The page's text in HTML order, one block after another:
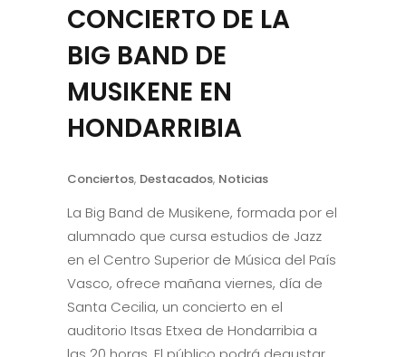
CONCIERTO DE LA
BIG BAND DE
MUSIKENE EN
HONDARRIBIA
Conciertos, Destacados, Noticias
La Big Band de Musikene, formada por el
alumnado que cursa estudios de Jazz
en el Centro Superior de Música del País
Vasco, ofrece mañana viernes, día de
Santa Cecilia, un concierto en el
auditorio Itsas Etxea de Hondarribia a